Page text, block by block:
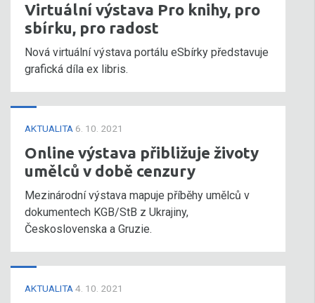
Virtuální výstava Pro knihy, pro
sbírku, pro radost
Nová virtuální výstava portálu eSbírky představuje
grafická díla ex libris.
AKTUALITA 6. 10. 2021
Online výstava přibližuje životy
umělců v době cenzury
Mezinárodní výstava mapuje příběhy umělců v
dokumentech KGB/StB z Ukrajiny,
Československa a Gruzie.
AKTUALITA 4. 10. 2021